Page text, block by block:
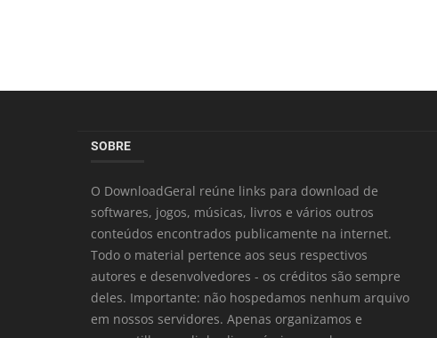
SOBRE
O DownloadGeral reúne links para download de
softwares, jogos, músicas, livros e vários outros
conteúdos encontrados publicamente na internet.
Todo o material pertence aos seus respectivos
autores e desenvolvedores - os créditos são sempre
deles. Importante: não hospedamos nenhum arquivo
em nossos servidores. Apenas organizamos e